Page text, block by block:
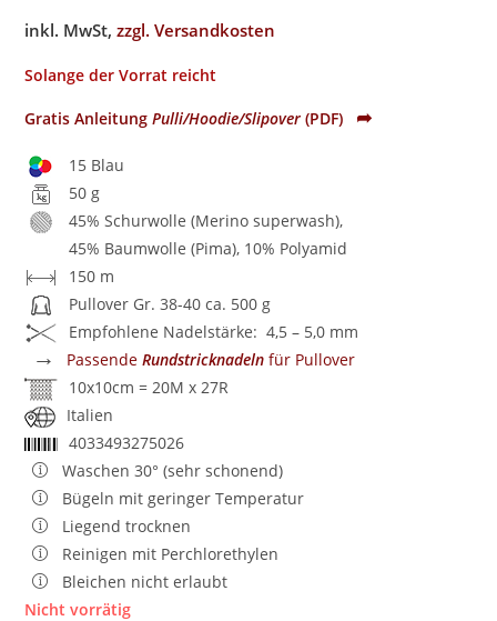
inkl. MwSt,zzgl. Versandkosten
Solange der Vorrat reicht
Gratis AnleitungPulli/Hoodie/Slipover (PDF) ➦
15 Blau
50 g
45% Schurwolle (Merino superwash),
45% Baumwolle (Pima), 10% Polyamid
150 m
Pullover Gr. 38-40 ca. 500 g
Empfohlene Nadelstärke: 4,5 – 5,0 mm
→ PassendeRundstricknadeln für Pullover
10x10cm = 20M x 27R
Italien
4033493275026
Waschen 30° (sehr schonend)
Bügeln mit geringer Temperatur
Liegend trocknen
Reinigen mit Perchlorethylen
Bleichen nicht erlaubt
Nicht vorrätig